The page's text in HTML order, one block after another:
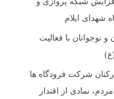
شهدای ایلام
نوجوانان با فعالیت
شرکت فرودگاه ها
نمادی از اقتدار